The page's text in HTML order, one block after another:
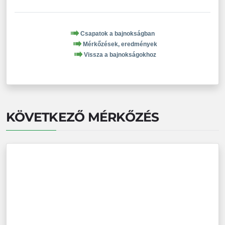
Csapatok a bajnokságban
Mérkőzések, eredmények
Vissza a bajnokságokhoz
KÖVETKEZŐ MÉRKŐZÉS